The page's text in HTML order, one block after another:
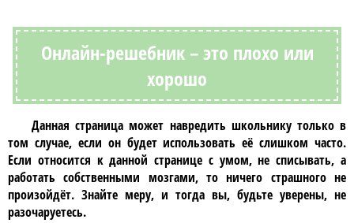
Онлайн-решебник – это плохо или
хорошо
Данная страница может навредить школьнику только в
том случае, если он будет использовать её слишком часто.
Если относится к данной странице с умом, не списывать, а
работать собственными мозгами, то ничего страшного не
произойдёт. Знайте меру, и тогда вы, будьте уверены, не
разочаруетесь.